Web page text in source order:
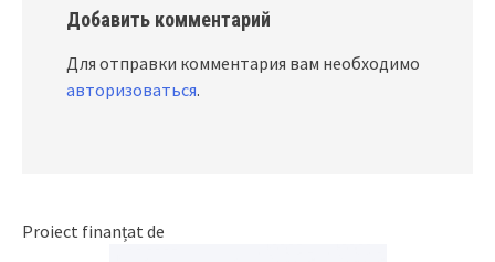
Добавить комментарий
Для отправки комментария вам необходимо
авторизоваться.
Proiect finanțat de